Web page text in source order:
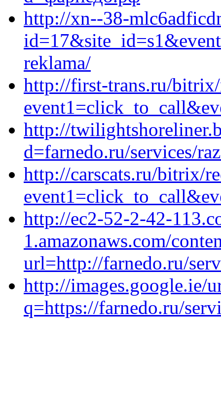
http://xn--38-
reklama/
http://first-trans.ru/
http://
d=farnedo.ru/services/
http://carscats.ru/bitrix/
http://ec2-52-2-42-
1.amazonaws.com/
url=http://farnedo.ru/
http://images.google.ie/
q=https://farnedo.ru/